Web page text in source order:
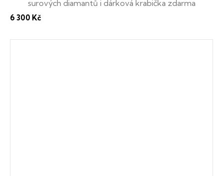
surových diamantů i dárková krabička zdarma
6 300 Kč